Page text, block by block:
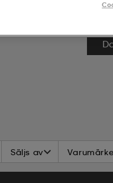
Säljs av Varumärke